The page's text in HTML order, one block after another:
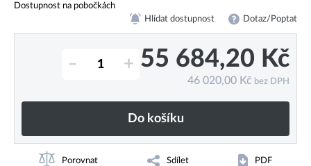
Dostupnost na pobočkách
Hlídat dostupnost Dotaz/Poptat
– + 55 684,20 Kč
46 020,00 Kč bez DPH
Do košíku
Porovnat Sdílet PDF